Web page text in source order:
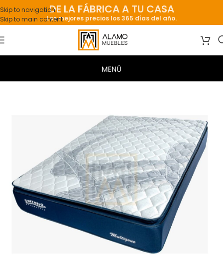
Skip to navigation
Skip to main content
DE LA FÁBRICA A TU CASA
Los mejores precios los 365 días del año.